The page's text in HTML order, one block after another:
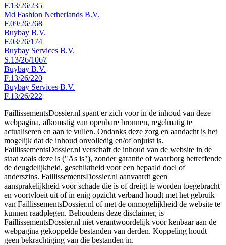
F.13/26/235
Md Fashion Netherlands B.V.
F.09/26/268
Buybay B.V.
F.03/26/174
Buybay Services B.V.
S.13/26/1067
Buybay B.V.
F.13/26/220
Buybay Services B.V.
F.13/26/222
FaillissementsDossier.nl spant er zich voor in de inhoud van deze
webpagina, afkomstig van openbare bronnen, regelmatig te
actualiseren en aan te vullen. Ondanks deze zorg en aandacht is het
mogelijk dat de inhoud onvolledig en/of onjuist is.
FaillissementsDossier.nl verschaft de inhoud van de website in de
staat zoals deze is ("As is"), zonder garantie of waarborg betreffende
de deugdelijkheid, geschiktheid voor een bepaald doel of
anderszins. FaillissementsDossier.nl aanvaardt geen
aansprakelijkheid voor schade die is of dreigt te worden toegebracht
en voortvloeit uit of in enig opzicht verband houdt met het gebruik
van FaillissementsDossier.nl of met de onmogelijkheid de website te
kunnen raadplegen. Behoudens deze disclaimer, is
FaillissementsDossier.nl niet verantwoordelijk voor kenbaar aan de
webpagina gekoppelde bestanden van derden. Koppeling houdt
geen bekrachtiging van die bestanden in.